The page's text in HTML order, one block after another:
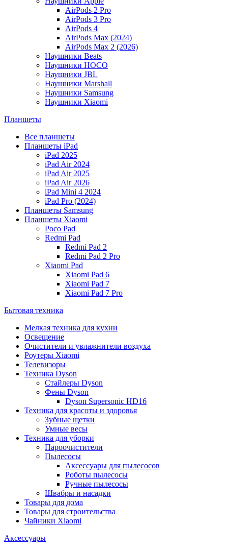
AirPods 2 Pro
AirPods 3 Pro
AirPods 4
AirPods Max (2024)
AirPods Max 2 (2026)
Наушники Beats
Наушники HOCO
Наушники JBL
Наушники Marshall
Наушники Samsung
Наушники Xiaomi
Планшеты
Все планшеты
Планшеты iPad
iPad 2025
iPad Air 2024
iPad Air 2025
iPad Air 2026
iPad Mini 4 2024
iPad Pro (2024)
Планшеты Samsung
Планшеты Xiaomi
Poco Pad
Redmi Pad
Redmi Pad 2
Redmi Pad 2 Pro
Xiaomi Pad
Xiaomi Pad 6
Xiaomi Pad 7
Xiaomi Pad 7 Pro
Бытовая техника
Мелкая техника для кухни
Освещение
Очистители и увлажнители воздуха
Роутеры Xiaomi
Телевизоры
Техника Dyson
Стайлеры Dyson
Фены Dyson
Dyson Supersonic HD16
Техника для красоты и здоровья
Зубные щетки
Умные весы
Техника для уборки
Пароочистители
Пылесосы
Аксессуары для пылесосов
Роботы пылесосы
Ручные пылесосы
Швабры и насадки
Товары для дома
Товары для строительства
Чайники Xiaomi
Аксессуары